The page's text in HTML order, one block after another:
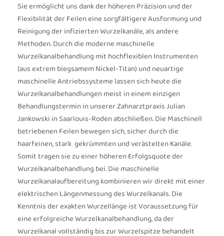
Sie ermöglicht uns dank der höheren Präzision und der
Flexibilität der Feilen eine sorgfältigere Ausformung und
Reinigung der infizierten Wurzelkanäle, als andere
Methoden. Durch die moderne maschinelle
Wurzelkanalbehandlung mit hochflexiblen Instrumenten
(aus extrem biegsamem Nickel-Titan) und neuartige
maschinelle Antriebssysteme lassen sich heute die
Wurzelkanalbehandlungen meist in einem einzigen
Behandlungstermin in unserer Zahnarztpraxis Julian
Jankowski in Saarlouis-Roden abschließen. Die Maschinell
betriebenen Feilen bewegen sich, sicher durch die
haarfeinen, stark gekrümmten und verästelten Kanäle.
Somit tragen sie zu einer höheren Erfolgsquote der
Wurzelkanalbehandlung bei. Die maschinelle
Wurzelkanalaufbereitung kombinieren wir direkt mit einer
elektrischen Längenmessung des Wurzelkanals. Die
Kenntnis der exakten Wurzellänge ist Voraussetzung für
eine erfolgreiche Wurzelkanalbehandlung, da der
Wurzelkanal vollständig bis zur Wurzelspitze behandelt